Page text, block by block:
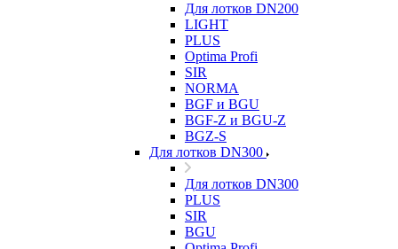
Для лотков DN200
LIGHT
PLUS
Optima Profi
SIR
NORMA
BGF и BGU
BGF-Z и BGU-Z
BGZ-S
Для лотков DN300
Для лотков DN300
PLUS
SIR
BGU